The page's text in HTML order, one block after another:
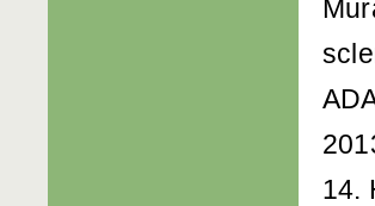
14.